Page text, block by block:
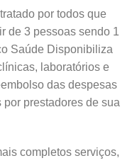
por todos que
de 3 pessoas sendo 1
Saúde Disponibiliza
laboratórios e
das despesas
prestadores de sua
completos serviços,